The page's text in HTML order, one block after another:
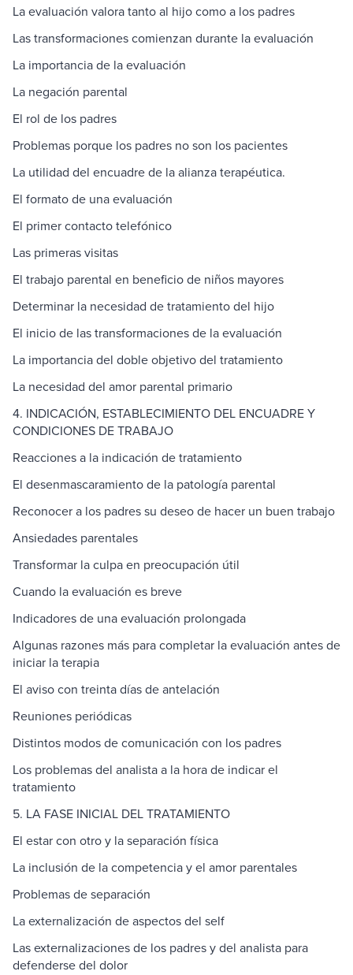
La evaluación valora tanto al hijo como a los padres
Las transformaciones comienzan durante la evaluación
La importancia de la evaluación
La negación parental
El rol de los padres
Problemas porque los padres no son los pacientes
La utilidad del encuadre de la alianza terapéutica.
El formato de una evaluación
El primer contacto telefónico
Las primeras visitas
El trabajo parental en beneficio de niños mayores
Determinar la necesidad de tratamiento del hijo
El inicio de las transformaciones de la evaluación
La importancia del doble objetivo del tratamiento
La necesidad del amor parental primario
4. INDICACIÓN, ESTABLECIMIENTO DEL ENCUADRE Y
CONDICIONES DE TRABAJO
Reacciones a la indicación de tratamiento
El desenmascaramiento de la patología parental
Reconocer a los padres su deseo de hacer un buen trabajo
Ansiedades parentales
Transformar la culpa en preocupación útil
Cuando la evaluación es breve
Indicadores de una evaluación prolongada
Algunas razones más para completar la evaluación antes de
iniciar la terapia
El aviso con treinta días de antelación
Reuniones periódicas
Distintos modos de comunicación con los padres
Los problemas del analista a la hora de indicar el
tratamiento
5. LA FASE INICIAL DEL TRATAMIENTO
El estar con otro y la separación física
La inclusión de la competencia y el amor parentales
Problemas de separación
La externalización de aspectos del self
Las externalizaciones de los padres y del analista para
defenderse del dolor